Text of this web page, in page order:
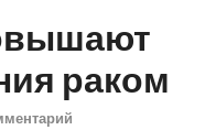
раком